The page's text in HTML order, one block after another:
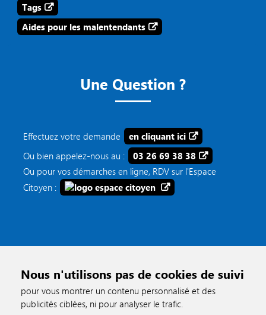
Nous n'utilisons pas de cookies de suivi
pour vous montrer un contenu personnalisé et des
publicités ciblées, ni pour analyser le trafic.
Tags
Aides pour les malentendants
Une Question ?
Effectuez votre demande
en cliquant ici
Ou bien appelez-nous au :
03 26 69 38 38
Ou pour vos démarches en ligne, RDV sur l'Espace
Citoyen :